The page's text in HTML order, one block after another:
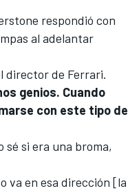
respondió con
al adelantar
director de Ferrari.
genios. Cuando
con este tipo de
si era una broma,
va en esa dirección [la